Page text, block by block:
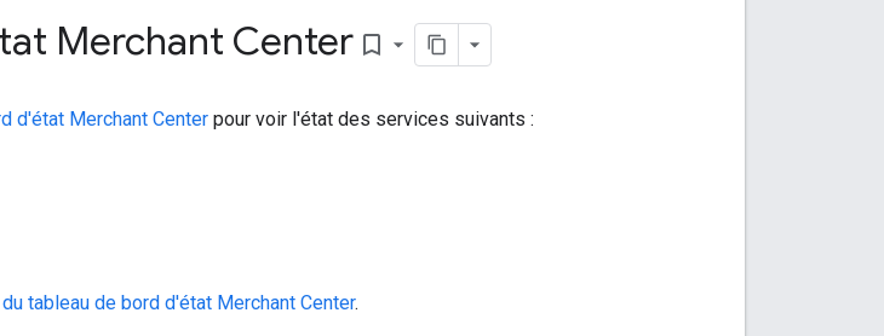
Merchant Center bookmark_border
d'état Merchant Center pour voir l'état des services suivants :
tableau de bord d'état Merchant Center.